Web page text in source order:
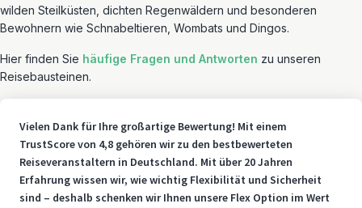
wilden Steilküsten, dichten Regenwäldern und besonderen
Bewohnern wie Schnabeltieren, Wombats und Dingos.
Hier finden Sie häufige Fragen und Antworten zu unseren
Reisebausteinen.
Vielen Dank für Ihre großartige Bewertung! Mit einem
TrustScore von 4,8 gehören wir zu den bestbewerteten
Reiseveranstaltern in Deutschland. Mit über 20 Jahren
Erfahrung wissen wir, wie wichtig Flexibilität und Sicherheit
sind – deshalb schenken wir Ihnen unsere Flex Option im Wert